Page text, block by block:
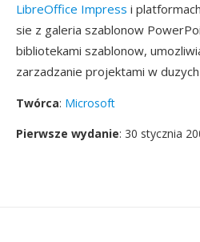
LibreOffice Impress i
sie z galeria szablonow
bibliotekami szablonow,
zarzadzanie projektami w
Twórca: Microsoft
Pierwsze wydanie: 30 stycznia